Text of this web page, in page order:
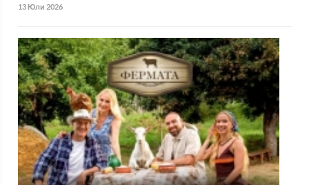
13 Юли 2026